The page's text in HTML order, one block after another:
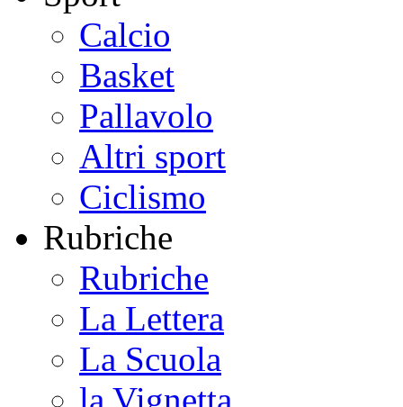
Calcio
Basket
Pallavolo
Altri sport
Ciclismo
Rubriche
Rubriche
La Lettera
La Scuola
la Vignetta